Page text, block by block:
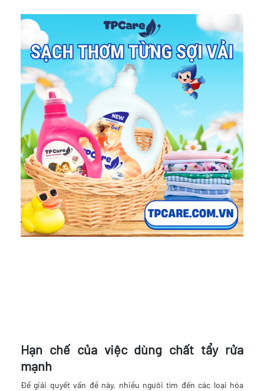
Hạn chế của việc dùng chất tẩy rửa
mạnh
Để giải quyết vấn đề này, nhiều người tìm đến các loại hóa